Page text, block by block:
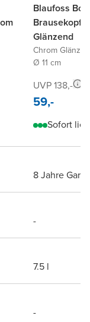
Blaufoss
Brausekopf
Glänzend
Chrom
Ø 11 cm
UVP 138,-
59,-
Sofort
8 Jahre
-
7.5 l
-